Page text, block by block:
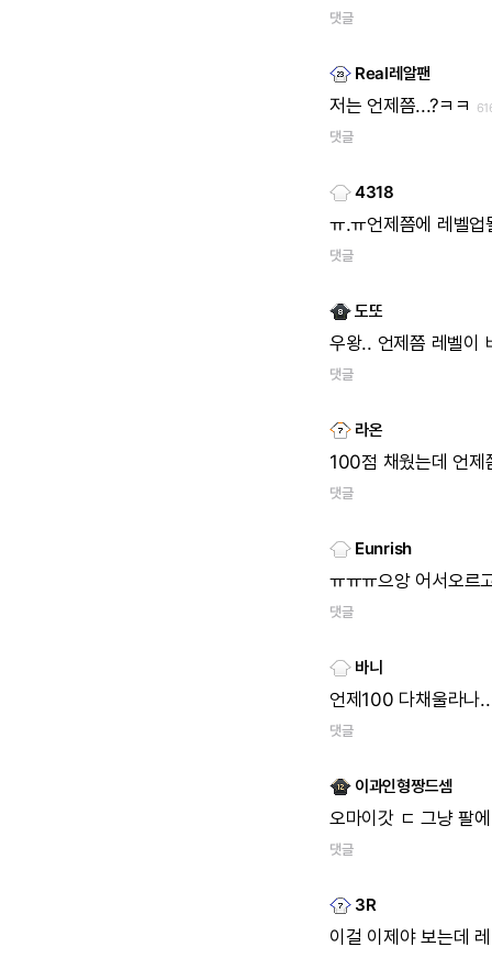
댓글
Real레알팬
저는 언제쯤...?ㅋㅋ
댓글
4318
ㅠ.ㅠ언제쯤에 레벨업
댓글
도또
우왕.. 언제쯤 레벨이
댓글
라온
100점 채웠는데 언제
댓글
Eunrish
ㅠㅠㅠ으앙 어서오르
댓글
바니
언제100 다채울라나
댓글
이과인형짱드셈
오마이갓 ㄷ 그냥 팔
댓글
3R
이걸 이제야 보는데